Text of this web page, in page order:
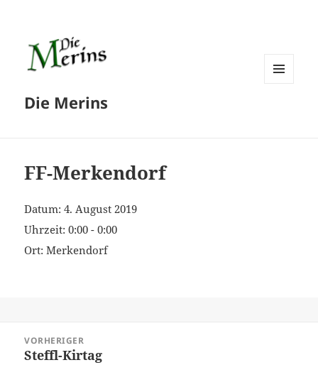
Die Merins
FF-Merkendorf
Datum:4. August 2019
Uhrzeit:0:00 - 0:00
Ort:Merkendorf
VORHERIGER
Vorheriger
Steffl-Kirtag